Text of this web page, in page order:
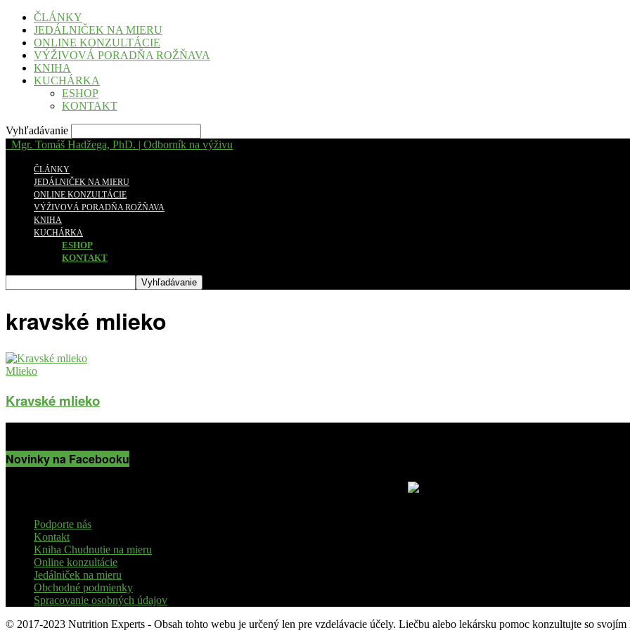
ČLÁNKY
JEDÁLNIČEK NA MIERU
ONLINE KONZULTÁCIE
VÝŽIVOVÁ PORADŇA ROŽŇAVA
KNIHA
KUCHÁRKA
ESHOP
KONTAKT
Vyhľadávanie
Mgr. Tomáš Hadžega, PhD. | Odborník na výživu
ČLÁNKY
JEDÁLNIČEK NA MIERU
ONLINE KONZULTÁCIE
VÝŽIVOVÁ PORADŇA ROŽŇAVA
KNIHA
KUCHÁRKA
ESHOP
KONTAKT
kravské mlieko
Mlieko
Kravské mlieko
Novinky na Facebooku
Podporte nás
Kontakt
Kniha Chudnutie na mieru
Online konzultácie
Jedálniček na mieru
Obchodné podmienky
Spracovanie osobných údajov
© 2017-2023 Nutrition Experts - Obsah tohto webu je určený len pre vzdelávacie účely. Liečbu alebo lekársku pomoc konzultujte so svojím